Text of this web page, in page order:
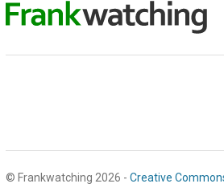
© Frankwatching 2026 - Creative